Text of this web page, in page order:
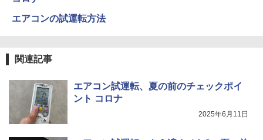
エアコンの試運転方法
関連記事
エアコン試運転、夏の前のチェックポイ
ント コロナ
2025年6月11日